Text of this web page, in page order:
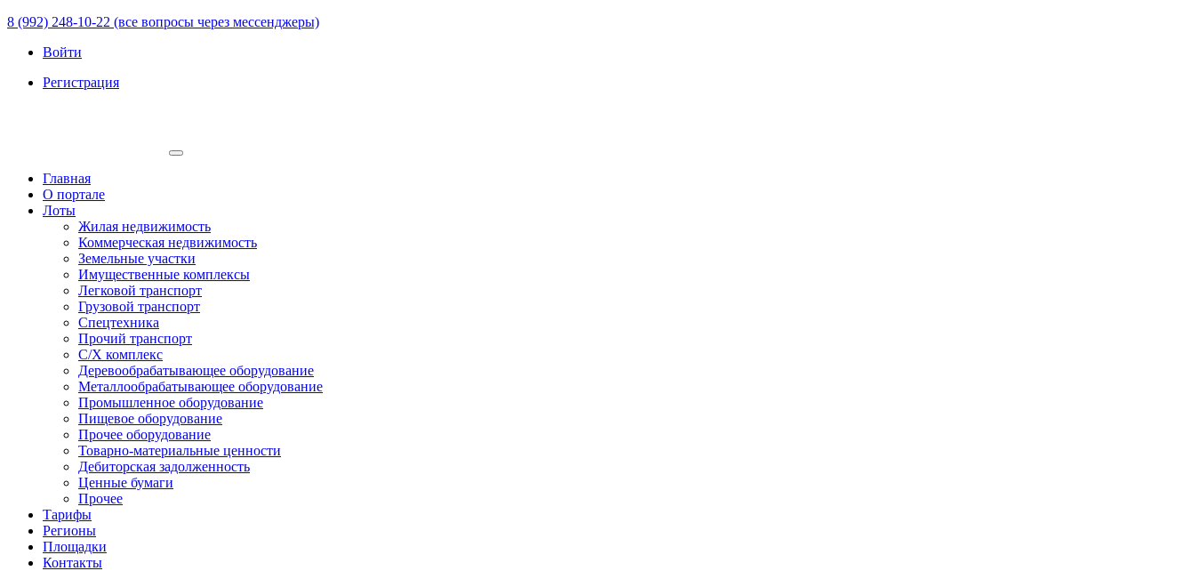
8 (992) 248-10-22 (все вопросы через мессенджеры)
Войти
Регистрация
Главная
О портале
Лоты
Жилая недвижимость
Коммерческая недвижимость
Земельные участки
Имущественные комплексы
Легковой транспорт
Грузовой транспорт
Спецтехника
Прочий транспорт
С/Х комплекс
Деревообрабатывающее оборудование
Металлообрабатывающее оборудование
Промышленное оборудование
Пищевое оборудование
Прочее оборудование
Товарно-материальные ценности
Дебиторская задолженность
Ценные бумаги
Прочее
Тарифы
Регионы
Площадки
Контакты